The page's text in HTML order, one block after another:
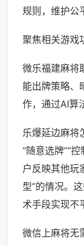
规则，维护公
聚焦相关游戏
微乐福建麻将
能出牌策略、
作，通过AI算
乐爆延边麻将
“随意选牌”“
户反映其他玩
型”的情况。
术手段实现不
微信上麻将无